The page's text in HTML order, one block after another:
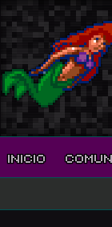
INICIO